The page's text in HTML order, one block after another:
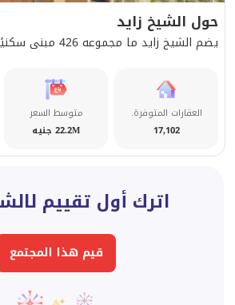
حول الشيخ زايد
يضم الشيخ زايد ما مجموعه 426 مبنى سكنيًا.
العقارات المتوفرة.
17,102
متوسط السعر
22.2M جنيه
اترك أول تقييم
قيم هذا المجتمع